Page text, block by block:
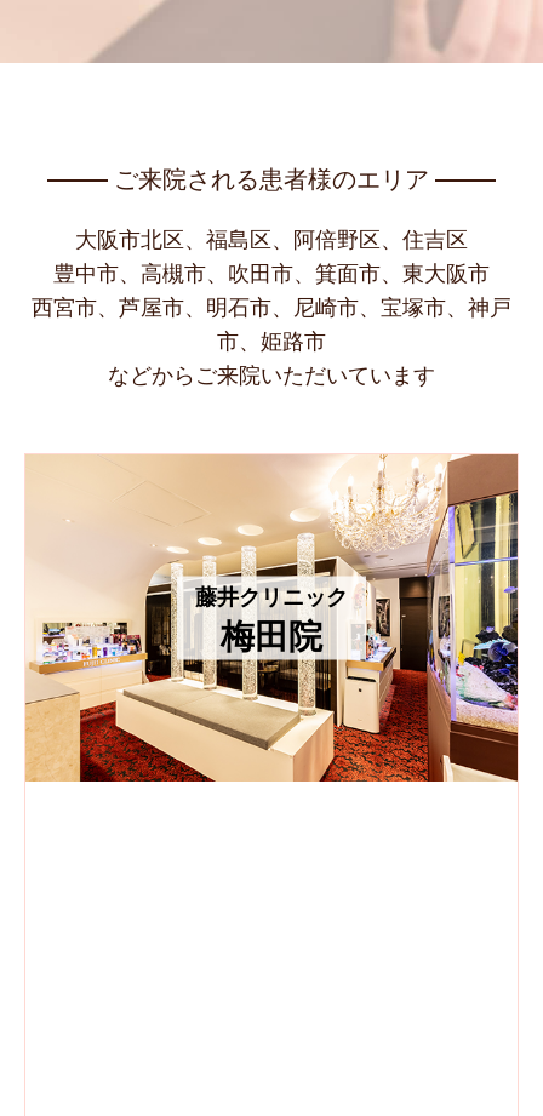
ご来院される患者様のエリア
大阪市北区、福島区、阿倍野区、住吉区
豊中市、高槻市、吹田市、箕面市、東大阪市
西宮市、芦屋市、明石市、尼崎市、宝塚市、神戸
市、姫路市
などからご来院いただいています
藤井クリニック
梅田院